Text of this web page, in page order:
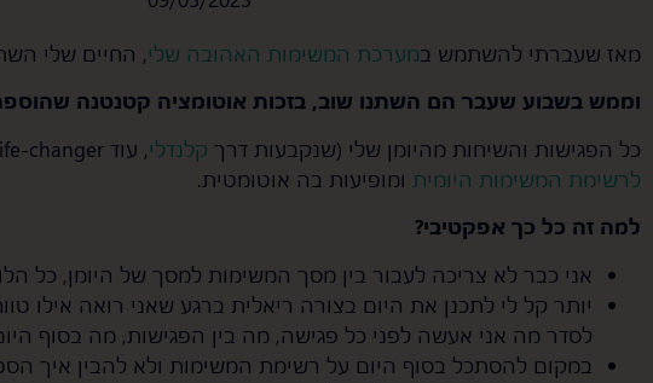
מאז שעברתי להשתמש במערכת המשימות האהובה שלי, החיים שלי
וממש בשבוע שעבר הם השתנו שוב, בזכות אוטומציה קטנטנה
כל הפגישות והשיחות מהיומן שלי (שנקבעות דרך קלנדלי, עוד Life-changer) מסונכרנות עכשיו
לרשימת המשימות היומית ומופיעות בה אוטומטית.
למה זה כל כך אפקטיבי?
אני כבר לא צריכה לעבור בין מסך המשימות למסך של היומן, כל
יותר קל לי לתכנן את היום בצורה ריאלית ברגע שאני רואה אילו
לסדר מה אני אעשה לפני כל פגישה, מה בין הפגישות, מה בסוף
במקום להסתכל בסוף היום על רשימת המשימות ולא להבין איך